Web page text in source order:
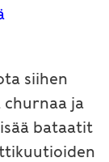
siihen
churnaa ja
bataatit